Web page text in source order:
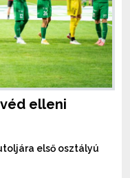
elleni
első osztályú